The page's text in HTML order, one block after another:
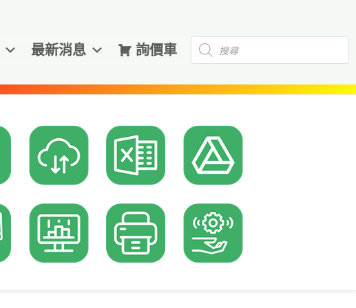
最新消息 詢價車
Products
search